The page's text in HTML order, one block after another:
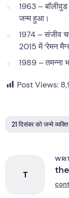
1963 –
जन्म हुआ।
1974 – संजीव
2015 में ‘रेमन
1989 – तमन्ना
Post Views:
21 दिसंबर को जन्मे व्यक्ति
T